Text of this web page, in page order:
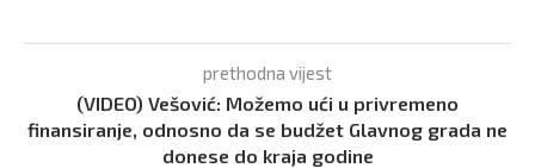
prethodna vijest
(VIDEO) Vešović: Možemo ući u privremeno
finansiranje, odnosno da se budžet Glavnog grada ne
donese do kraja godine